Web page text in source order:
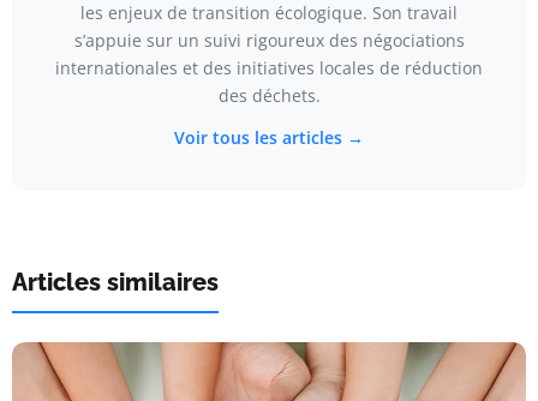
les enjeux de transition écologique. Son travail
s’appuie sur un suivi rigoureux des négociations
internationales et des initiatives locales de réduction
des déchets.
Voir tous les articles →
Articles similaires